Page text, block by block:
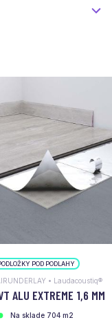
POD PODLAHY
• Laudacoustiq®
ALU EXTREME 1,6 MM
Na sklade 704 m2